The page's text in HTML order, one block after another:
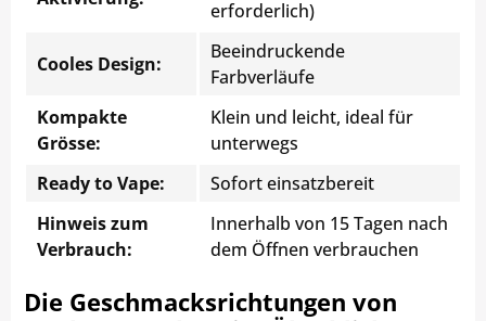
erforderlich)
Cooles Design:
Beeindruckende
Farbverläufe
Kompakte
Grösse:
Klein und leicht, ideal für
unterwegs
Ready to Vape:
Sofort einsatzbereit
Hinweis zum
Verbrauch:
Innerhalb von 15 Tagen nach
dem Öffnen verbrauchen
Die Geschmacksrichtungen von